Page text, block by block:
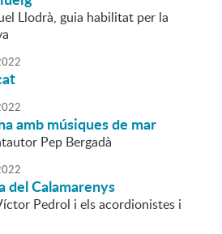
Llodrà, guia habilitat per la
amb músiques de mar
Pep Bergadà
del Calamarenys
Pedrol i els acordionistes i